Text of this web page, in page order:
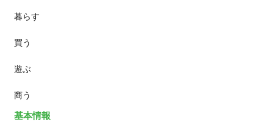
スイーツ
ランチ
カフェ
暮らす
買う
遊ぶ
商う
基本情報